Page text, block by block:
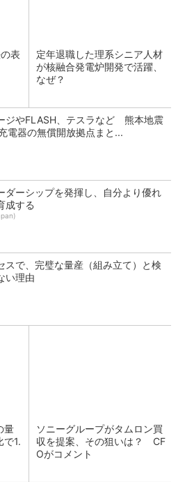
表
定年退職した理系シニア人材
が核融合発電炉開発で活躍、
なぜ？
ジやFLASH、テスラなど 熊本地震
電器の無償開放拠点まと...
ダーシップを発揮し、自分より優れ
成する
スで、完璧な量産（組み立て）と検
い理由
量
で1.
ソニーグループがタムロン買
収を提案、その狙いは？ CF
Oがコメント